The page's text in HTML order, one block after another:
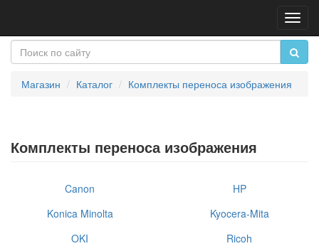
Магазин Каталог Комплекты переноса изображения
Комплекты переноса изображения
Canon
HP
Konica Minolta
Kyocera-Mita
OKI
Ricoh